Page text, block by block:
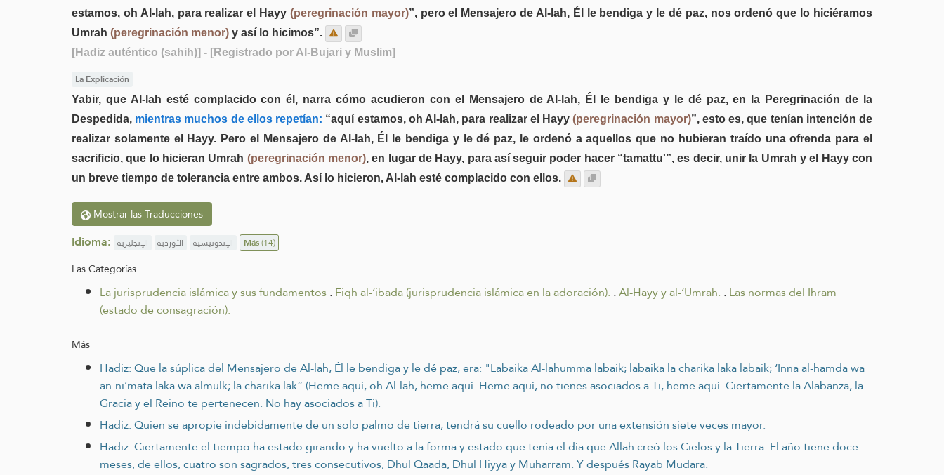
estamos, oh Al-lah, para realizar el Hayy (peregrinación mayor)”, pero el Mensajero de Al-lah, Él le bendiga y le dé paz, nos ordenó que lo hiciéramos
Umrah (peregrinación menor) y así lo hicimos”.
[Hadiz auténtico (sahih)] - [Registrado por Al-Bujari y Muslim]
La Explicación
Yabir, que Al-lah esté complacido con él, narra cómo acudieron con el Mensajero de Al-lah, Él le bendiga y le dé paz, en la Peregrinación de la
Despedida, mientras muchos de ellos repetían: “aquí estamos, oh Al-lah, para realizar el Hayy(peregrinación mayor)”, esto es, que tenían intención de
realizar solamente el Hayy. Pero el Mensajero de Al-lah, Él le bendiga y le dé paz, le ordenó a aquellos que no hubieran traído una ofrenda para el
sacrificio, que lo hicieran Umrah (peregrinación menor), en lugar de Hayy, para así seguir poder hacer “tamattu'”, es decir, unir la Umrah y el Hayy con
un breve tiempo de tolerancia entre ambos. Así lo hicieron, Al-lah esté complacido con ellos.
Mostrar las Traducciones
Idioma: الإنجليزية الأوردية الإندونيسية Más(14)
Las Categorías
La jurisprudencia islámica y sus fundamentos.Fiqh al-‘ibada (jurisprudencia islámica en la adoración). .Al-Hayy y al-‘Umrah. .Las normas del Ihram
(estado de consagración).
Más
Hadiz: Que la súplica del Mensajero de Al-lah, Él le bendiga y le dé paz, era: "Labaika Al-lahumma labaik; labaika la charika laka labaik; ‘Inna al-hamda wa
an-ni’mata laka wa almulk; la charika lak” (Heme aquí, oh Al-lah, heme aquí. Heme aquí, no tienes asociados a Ti, heme aquí. Ciertamente la Alabanza, la
Gracia y el Reino te pertenecen. No hay asociados a Ti).
Hadiz: Quien se apropie indebidamente de un solo palmo de tierra, tendrá su cuello rodeado por una extensión siete veces mayor.
Hadiz: Ciertamente el tiempo ha estado girando y ha vuelto a la forma y estado que tenía el día que Allah creó los Cielos y la Tierra: El año tiene doce
meses, de ellos, cuatro son sagrados, tres consecutivos, Dhul Qaada, Dhul Hiyya y Muharram. Y después Rayab Mudara.